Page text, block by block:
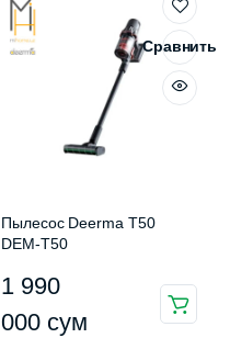
Сравнить
Пылесос Deerma T50
DEM-T50
1 990
000 сум